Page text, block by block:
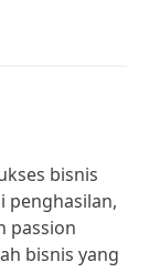
bisnis
penghasilan,
passion
bisnis yang